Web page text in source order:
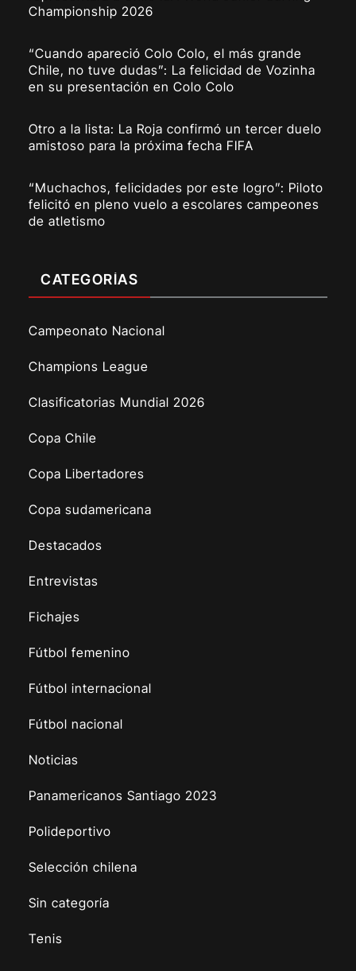
Championship 2026
“Cuando apareció Colo Colo, el más grande
Chile, no tuve dudas”: La felicidad de Vozinha
en su presentación en Colo Colo
Otro a la lista: La Roja confirmó un tercer duelo
amistoso para la próxima fecha FIFA
“Muchachos, felicidades por este logro”: Piloto
felicitó en pleno vuelo a escolares campeones
de atletismo
CATEGORÍAS
Campeonato Nacional
Champions League
Clasificatorias Mundial 2026
Copa Chile
Copa Libertadores
Copa sudamericana
Destacados
Entrevistas
Fichajes
Fútbol femenino
Fútbol internacional
Fútbol nacional
Noticias
Panamericanos Santiago 2023
Polideportivo
Selección chilena
Sin categoría
Tenis